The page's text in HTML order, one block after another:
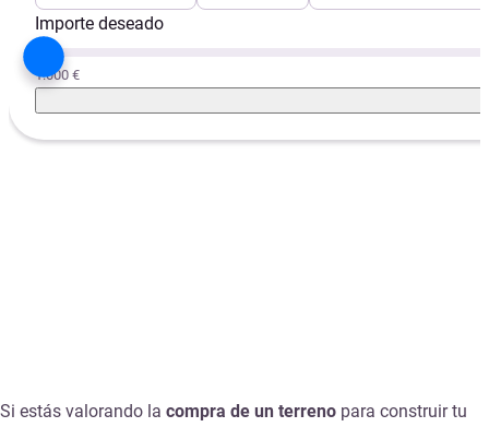
Importe deseado
1.000 €
Si estás valorando la compra de un terreno para construir tu